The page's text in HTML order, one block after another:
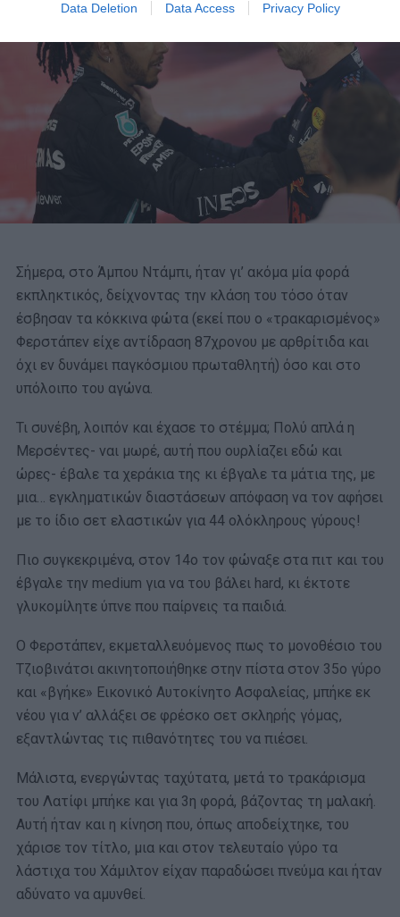
Data Deletion Data Access Privacy Policy
Σήμερα, στο Άμπου Ντάμπι, ήταν γι’ ακόμα μία φορά
εκπληκτικός, δείχνοντας την κλάση του τόσο όταν
έσβησαν τα κόκκινα φώτα (εκεί που ο «τρακαρισμένος»
Φερστάπεν είχε αντίδραση 87χρονου με αρθρίτιδα και
όχι εν δυνάμει παγκόσμιου πρωταθλητή) όσο και στο
υπόλοιπο του αγώνα.
Τι συνέβη, λοιπόν και έχασε το στέμμα; Πολύ απλά η
Μερσέντες- ναι μωρέ, αυτή που ουρλίαζει εδώ και
ώρες- έβαλε τα χεράκια της κι έβγαλε τα μάτια της, με
μια… εγκληματικών διαστάσεων απόφαση να τον αφήσει
με το ίδιο σετ ελαστικών για 44 ολόκληρους γύρους!
Πιο συγκεκριμένα, στον 14ο τον φώναξε στα πιτ και του
έβγαλε την medium για να του βάλει hard, κι έκτοτε
γλυκομίλητε ύπνε που παίρνεις τα παιδιά.
Ο Φερστάπεν, εκμεταλλευόμενος πως το μονοθέσιο του
Τζιοβινάτσι ακινητοποιήθηκε στην πίστα στον 35ο γύρο
και «βγήκε» Εικονικό Αυτοκίνητο Ασφαλείας, μπήκε εκ
νέου για ν’ αλλάξει σε φρέσκο σετ σκληρής γόμας,
εξαντλώντας τις πιθανότητες του να πιέσει.
Μάλιστα, ενεργώντας ταχύτατα, μετά το τρακάρισμα
του Λατίφι μπήκε και για 3η φορά, βάζοντας τη μαλακή.
Αυτή ήταν και η κίνηση που, όπως αποδείχτηκε, του
χάρισε τον τίτλο, μια και στον τελευταίο γύρο τα
λάστιχα του Χάμιλτον είχαν παραδώσει πνεύμα και ήταν
αδύνατο να αμυνθεί.